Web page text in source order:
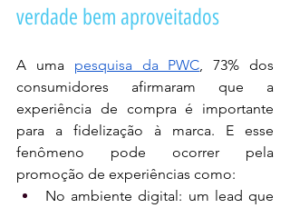
verdade bem aproveitados
A uma pesquisa da PWC, 73% dos
consumidores afirmaram que a
experiência de compra é importante
para a fidelização à marca. E esse
fenômeno pode ocorrer pela
promoção de experiências como:
No ambiente digital: um lead que